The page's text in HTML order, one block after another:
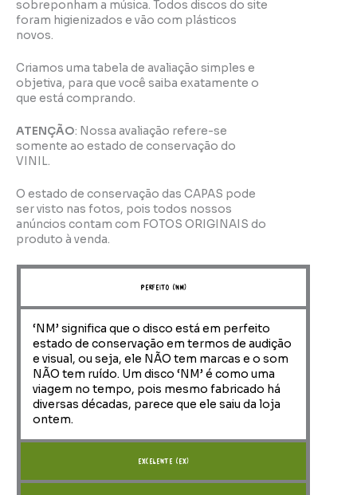
sobreponham a música. Todos discos do site
foram higienizados e vão com plásticos
novos.
Criamos uma tabela de avaliação simples e
objetiva, para que você saiba exatamente o
que está comprando.
ATENÇÃO: Nossa avaliação refere-se
somente ao estado de conservação do
VINIL.
O estado de conservação das CAPAS pode
ser visto nas fotos, pois todos nossos
anúncios contam com FOTOS ORIGINAIS do
produto à venda.
perfeito (NM)
‘NM’ significa que o disco está em perfeito
estado de conservação em termos de audição
e visual, ou seja, ele NÃO tem marcas e o som
NÃO tem ruído. Um disco ‘NM’ é como uma
viagem no tempo, pois mesmo fabricado há
diversas décadas, parece que ele saiu da loja
ontem.
Excelente (EX)